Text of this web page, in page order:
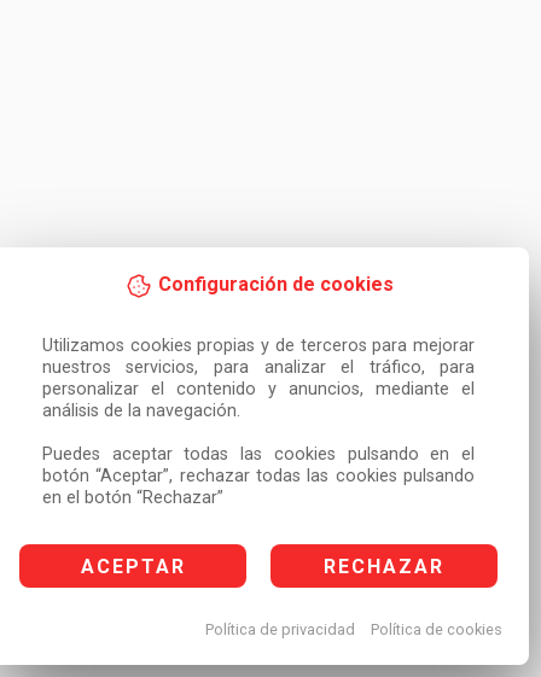
Configuración de cookies
Utilizamos cookies propias y de terceros para mejorar
nuestros servicios, para analizar el tráfico, para
personalizar el contenido y anuncios, mediante el
análisis de la navegación.
Puedes aceptar todas las cookies pulsando en el
botón “Aceptar”, rechazar todas las cookies pulsando
en el botón “Rechazar”
ACEPTAR RECHAZAR
Política de privacidad Política de cookies